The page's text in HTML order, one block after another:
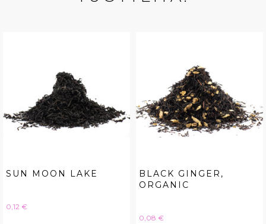
SUN MOON LAKE
Hinta
0,12 €
BLACK GINGER,
ORGANIC
Hinta
0,08 €